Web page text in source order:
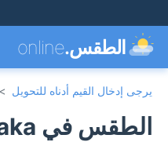
الطقس.online
يرجى إدخال القيم أدناه للتحويل >
الطقس في Osaka مقابل موسكو